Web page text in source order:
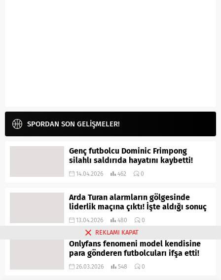
SPORDAN SON GELİŞMELER!
Genç futbolcu Dominic Frimpong
silahlı saldırıda hayatını kaybetti!
14.04.2026 462 0
Arda Turan alarmların gölgesinde
liderlik maçına çıktı! İşte aldığı sonuç
13.04.2026 480 0
Onlyfans fenomeni model kendisine
para gönderen futbolcuları ifşa etti!
26.03.2026 548 0
REKLAMI KAPAT